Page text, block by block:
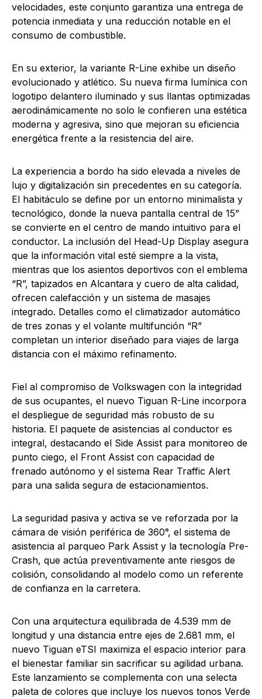
velocidades, este conjunto garantiza una entrega de
potencia inmediata y una reducción notable en el
consumo de combustible.
En su exterior, la variante R-Line exhibe un diseño
evolucionado y atlético. Su nueva firma lumínica con
logotipo delantero iluminado y sus llantas optimizadas
aerodinámicamente no solo le confieren una estética
moderna y agresiva, sino que mejoran su eficiencia
energética frente a la resistencia del aire.
La experiencia a bordo ha sido elevada a niveles de
lujo y digitalización sin precedentes en su categoría.
El habitáculo se define por un entorno minimalista y
tecnológico, donde la nueva pantalla central de 15”
se convierte en el centro de mando intuitivo para el
conductor. La inclusión del Head-Up Display asegura
que la información vital esté siempre a la vista,
mientras que los asientos deportivos con el emblema
“R”, tapizados en Alcantara y cuero de alta calidad,
ofrecen calefacción y un sistema de masajes
integrado. Detalles como el climatizador automático
de tres zonas y el volante multifunción “R”
completan un interior diseñado para viajes de larga
distancia con el máximo refinamento.
Fiel al compromiso de Volkswagen con la integridad
de sus ocupantes, el nuevo Tiguan R-Line incorpora
el despliegue de seguridad más robusto de su
historia. El paquete de asistencias al conductor es
integral, destacando el Side Assist para monitoreo de
punto ciego, el Front Assist con capacidad de
frenado autónomo y el sistema Rear Traffic Alert
para una salida segura de estacionamientos.
La seguridad pasiva y activa se ve reforzada por la
cámara de visión periférica de 360°, el sistema de
asistencia al parqueo Park Assist y la tecnología Pre-
Crash, que actúa preventivamente ante riesgos de
colisión, consolidando al modelo como un referente
de confianza en la carretera.
Con una arquitectura equilibrada de 4.539 mm de
longitud y una distancia entre ejes de 2.681 mm, el
nuevo Tiguan eTSI maximiza el espacio interior para
el bienestar familiar sin sacrificar su agilidad urbana.
Este lanzamiento se complementa con una selecta
paleta de colores que incluye los nuevos tonos Verde